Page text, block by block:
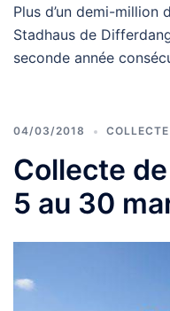
Plus d’un demi-million
Stadhaus de
seconde année
04/03/2018 COLLECTE
Collecte
5 au 30